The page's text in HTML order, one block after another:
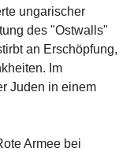
ungarischer
des "Ostwalls"
an Erschöpfung,
Im
Juden in einem
Armee bei